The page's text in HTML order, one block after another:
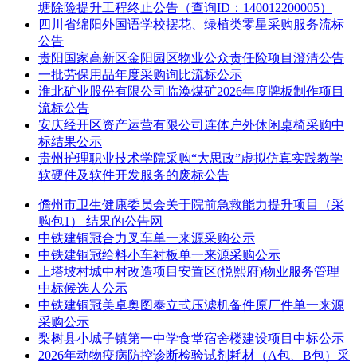
塘除险提升工程终止公告（查询ID：140012200005）
四川省绵阳外国语学校摆花、绿植类零星采购服务流标
公告
贵阳国家高新区金阳园区物业公众责任险项目澄清公告
一批劳保用品年度采购询比流标公示
淮北矿业股份有限公司临涣煤矿2026年度牌板制作项目
流标公告
安庆经开区资产运营有限公司连体户外休闲桌椅采购中
标结果公示
贵州护理职业技术学院采购“大思政”虚拟仿真实践教学
软硬件及软件开发服务的废标公告
儋州市卫生健康委员会关于院前急救能力提升项目（采
购包1） 结果的公告网
中铁建铜冠合力叉车单一来源采购公示
中铁建铜冠给料小车衬板单一来源采购公示
上塔坡村城中村改造项目安置区(悦熙府)物业服务管理
中标候选人公示
中铁建铜冠美卓奥图泰立式压滤机备件原厂件单一来源
采购公示
梨树县小城子镇第一中学食堂宿舍楼建设项目中标公示
2026年动物疫病防控诊断检验试剂耗材（A包、B包）采